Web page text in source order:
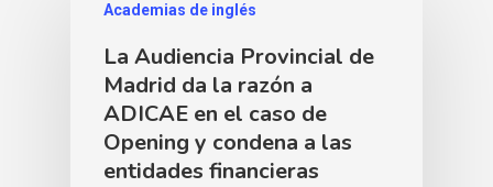
Academias de inglés
La Audiencia Provincial de
Madrid da la razón a
ADICAE en el caso de
Opening y condena a las
entidades financieras